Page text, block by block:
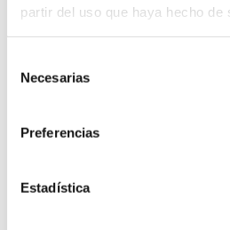
partir del uso que haya hecho de
Necesarias
Preferencias
Estadística
965783656